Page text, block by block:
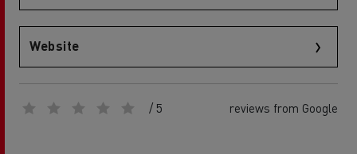
Website
/ 5 reviews from Google